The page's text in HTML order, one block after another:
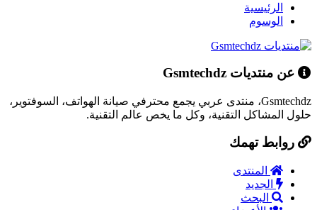
الرئيسية
الوسوم
عن منتديات Gsmtechdz
Gsmtechdz، منتدى عربي يجمع محترفي صيانة الهواتف، السوفتوير،
حلول المشاكل التقنية، وكل ما يخص عالم التقنية.
روابط تهمك
المنتدى
الجديد
البحث